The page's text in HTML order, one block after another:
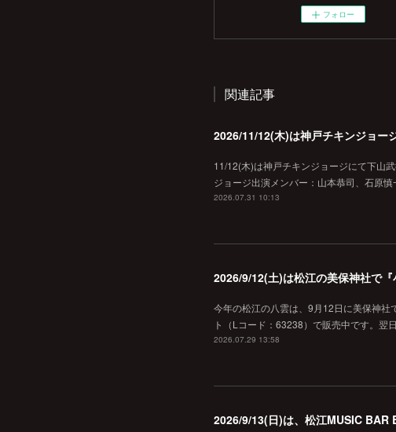
フォロー
関連記事
2026/11/12(木)は神戸チキンジョー
11/12(木)は神戸チキンジョージにて下山
ジョージ出演メンバー：山本恭司、石原
2026.07.31 10:13
2026/9/12(土)は松江の美保神社で『
今年の松江の八雲は、9月12日に美保神社
ト（Lコード：63238）で販売中です。
2026.07.29 13:58
2026/9/13(日)は、松江MUSIC